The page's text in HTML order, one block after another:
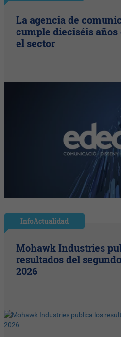
La agencia de
cumple dieciséis
el sector
InfoActualidad
Mohawk Industries
resultados del
2026